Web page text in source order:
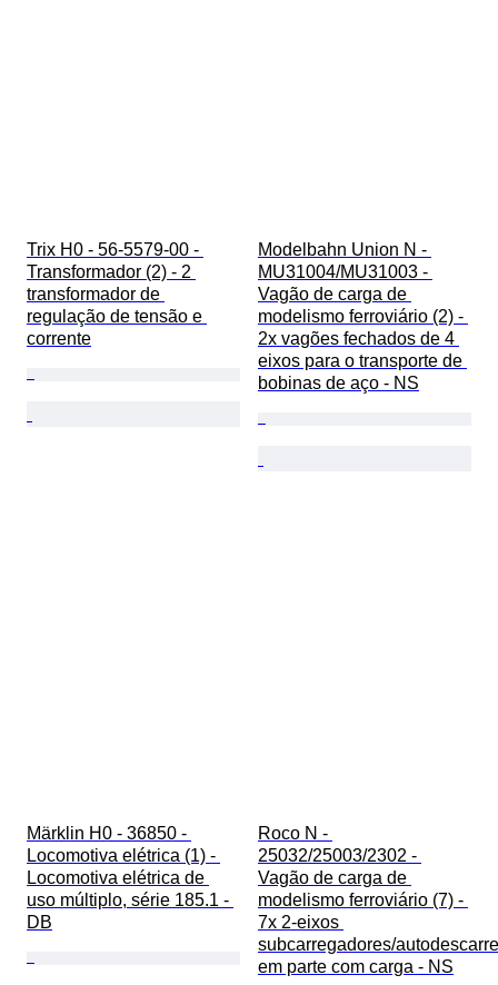
Trix H0 - 56-5579-00 -
Transformador (2) - 2
transformador de
regulação de tensão e
corrente
Modelbahn Union N -
MU31004/MU31003 -
Vagão de carga de
modelismo ferroviário (2) -
2x vagões fechados de 4
eixos para o transporte de
bobinas de aço - NS
Märklin H0 - 36850 -
Locomotiva elétrica (1) -
Locomotiva elétrica de
uso múltiplo, série 185.1 -
DB
Roco N -
25032/25003/2302 -
Vagão de carga de
modelismo ferroviário (7) -
7x 2-eixos
subcarregadores/
em parte com carga - NS